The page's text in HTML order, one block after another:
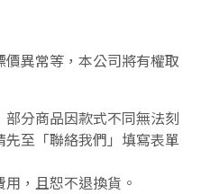
異常等，本公司將有權取
分商品因款式不同無法刻
至「聯絡我們」填寫表單
，且恕不退換貨。